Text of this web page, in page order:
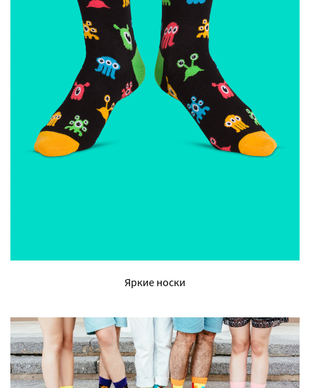
Яркие носки